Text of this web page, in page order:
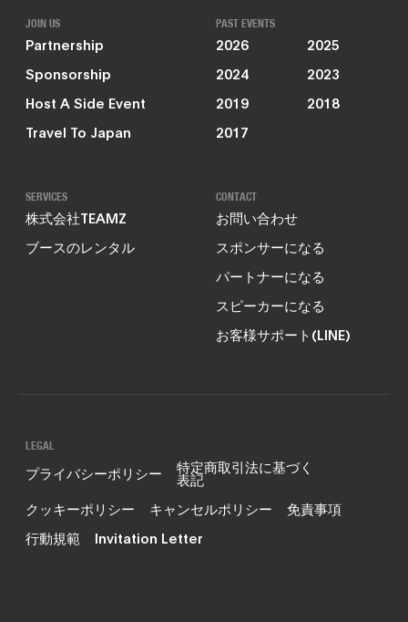
JOIN US
Partnership
Sponsorship
Host A Side Event
Travel To Japan
PAST EVENTS
2026
2025
2024
2023
2019
2018
2017
SERVICES
株式会社TEAMZ
ブースのレンタル
CONTACT
お問い合わせ
スポンサーになる
パートナーになる
スピーカーになる
お客様サポート(LINE)
LEGAL
プライバシーポリシー 特定商取引法に基づく
表記
クッキーポリシー
キャンセルポリシー
免責事項
行動規範
Invitation Letter